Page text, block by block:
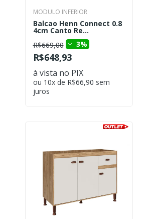
MODULO INFERIOR
Balcao Henn Connect 0.8
4cm Canto Re...
R$669,00
3%
R$648,93
à vista no PIX
ou 10x de R$66,90 sem
juros